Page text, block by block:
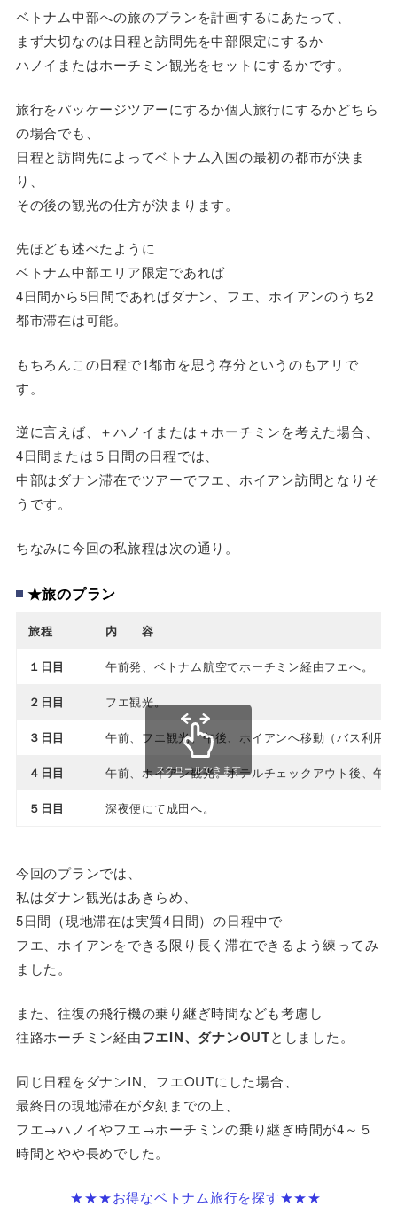
ベトナム中部への旅のプランを計画するにあたって、
まず大切なのは日程と訪問先を中部限定にするか
ハノイまたはホーチミン観光をセットにするかです。
旅行をパッケージツアーにするか個人旅行にするかどちら
の場合でも、
日程と訪問先によってベトナム入国の最初の都市が決ま
り、
その後の観光の仕方が決まります。
先ほども述べたように
ベトナム中部エリア限定であれば
4日間から5日間であればダナン、フエ、ホイアンのうち2
都市滞在は可能。
もちろんこの日程で1都市を思う存分というのもアリで
す。
逆に言えば、＋ハノイまたは＋ホーチミンを考えた場合、
4日間または５日間の日程では、
中部はダナン滞在でツアーでフエ、ホイアン訪問となりそ
うです。
ちなみに今回の私旅程は次の通り。
★旅のプラン
旅程 内 容
１日目 午前発、ベトナム航空でホーチミン経由フエへ。
２日目 フエ観光。
３日目 午前、フエ観光。午後、ホイアンへ移動（バス利用
４日目 午前、ホイアン観光。ホテルチェックアウト後、午
５日目 深夜便にて成田へ。
スクロールできます
今回のプランでは、
私はダナン観光はあきらめ、
5日間（現地滞在は実質4日間）の日程中で
フエ、ホイアンをできる限り長く滞在できるよう練ってみ
ました。
また、往復の飛行機の乗り継ぎ時間なども考慮し
往路ホーチミン経由フエIN、ダナンOUTとしました。
同じ日程をダナンIN、フエOUTにした場合、
最終日の現地滞在が夕刻までの上、
フエ→ハノイやフエ→ホーチミンの乗り継ぎ時間が4～５
時間とやや長めでした。
★★★お得なベトナム旅行を探す★★★